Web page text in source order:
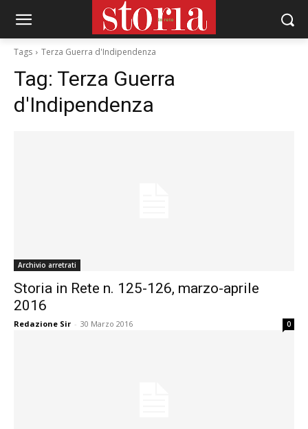
Tags Terza Guerra d'Indipendenza
Tag: Terza Guerra
d'Indipendenza
Archivio arretrati
Storia in Rete n. 125-126, marzo-aprile
2016
Redazione Sir - 30 Marzo 2016 0